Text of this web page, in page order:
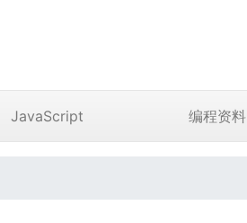
JavaScript 编程资料